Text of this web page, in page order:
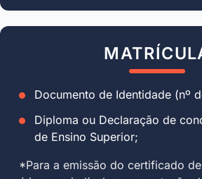
Documento de Identidade (nº
Diploma ou Declaração de
de Ensino Superior;
*Para a emissão do certificado